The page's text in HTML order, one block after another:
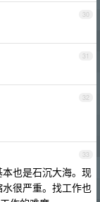
30
31
32
33
也是石沉大海。现
很严重。找工作也